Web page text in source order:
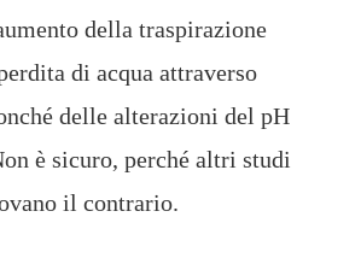
della traspirazione
di acqua attraverso
delle alterazioni del pH
è sicuro, perché altri studi
il contrario.